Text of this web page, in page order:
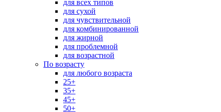
для всех типов
для сухой
для чувствительной
для комбинированной
для жирной
для проблемной
для возрастной
По возрасту
для любого возраста
25+
35+
45+
50+